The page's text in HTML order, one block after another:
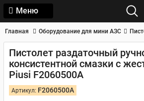
Меню
Главная Оборудование для мини АЗС
Пистолет раздаточный
консистентной смазки с
Piusi F2060500A
Артикул: F2060500A